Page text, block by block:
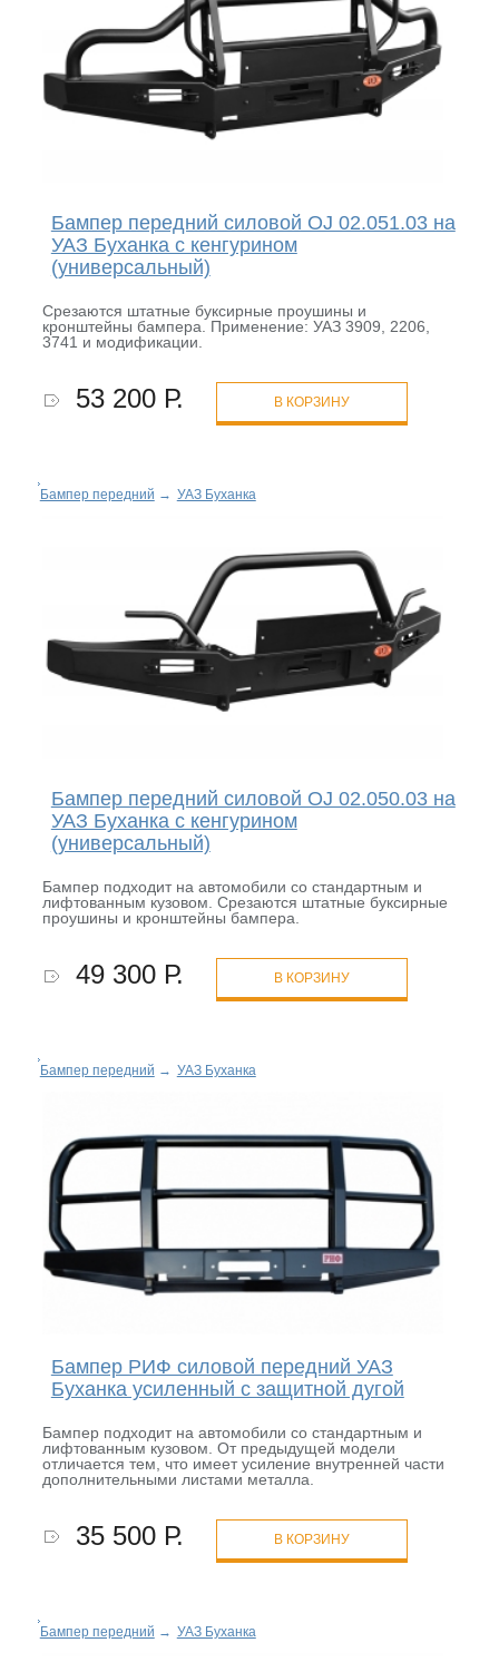
Бампер передний силовой OJ 02.051.03 на
УАЗ Буханка с кенгурином
(универсальный)
Срезаются штатные буксирные проушины и
кронштейны бампера. Применение: УАЗ 3909, 2206,
3741 и модификации.
53 200 Р. В КОРЗИНУ
Бампер передний → УАЗ Буханка
Бампер передний силовой OJ 02.050.03 на
УАЗ Буханка с кенгурином
(универсальный)
Бампер подходит на автомобили со стандартным и
лифтованным кузовом. Срезаются штатные буксирные
проушины и кронштейны бампера.
49 300 Р. В КОРЗИНУ
Бампер передний → УАЗ Буханка
Бампер РИФ силовой передний УАЗ
Буханка усиленный с защитной дугой
Бампер подходит на автомобили со стандартным и
лифтованным кузовом. От предыдущей модели
отличается тем, что имеет усиление внутренней части
дополнительными листами металла.
35 500 Р. В КОРЗИНУ
Бампер передний → УАЗ Буханка